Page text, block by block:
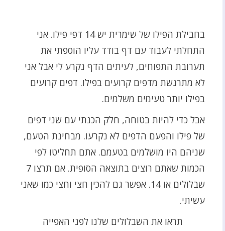
בחבילת הפילו של שימרית יש 14 דפי פילו. אני
התחלתי לעבוד עם דף בודד עליו הוספתי את
תערובת התפוחים, לעיתים הדף נקרע לי אבל אני
לא מתרגשת מדפים קרועים בפילו. דפים קרועים
בפילו יותר טעימים משלמים.
אבל כדי להיות בטוחה, חלק הכנתי עם שני דפים
של פילו והפעם הדפים לא נקרעו. מבחינת הטעם,
שניהם היו מושלמים בטעמם. אתם תחליטו לפי
הכמות שאתם רוצים בתוצאה הסופית. אם תרצו 7
שבלולים או 14. אפשר גם להכין חצי וחצי כמו שאני
עשיתי.
תראו את השבלולים שלנו לפני האפייה